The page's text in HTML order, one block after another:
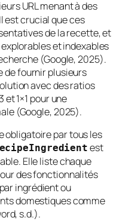
URL menant à des
est crucial que ces
de la recette, et
et indexables
(Google, 2025).
de fournir plusieurs
avec des ratios
et 1×1 pour une
(Google, 2025).
obligatoire par tous les
est
Elle liste chaque
des fonctionnalités
ingrédient ou
domestiques comme
s.d.).